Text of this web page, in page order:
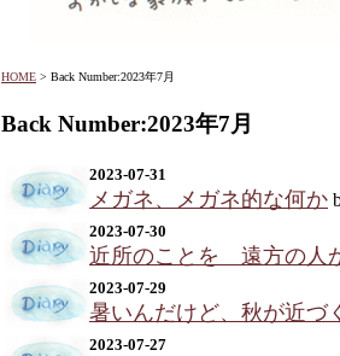
HOME > Back Number:2023年7月
Back Number:2023年7月
2023-07-31
メガネ、メガネ的な何か
2023-07-30
近所のことを 遠方の人
2023-07-29
暑いんだけど、秋が近づ
2023-07-27